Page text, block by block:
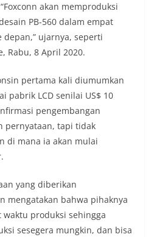
akan memproduksi
PB-560 dalam empat
ujarnya, seperti
Rabu, 8 April 2020.
pertama kali diumumkan
pabrik LCD senilai US$ 10
pengembangan
pernyataan, tapi tidak
di mana ia akan mulai
yang diberikan
mengatakan bahwa pihaknya
produksi sehingga
sesegera mungkin, dan bisa